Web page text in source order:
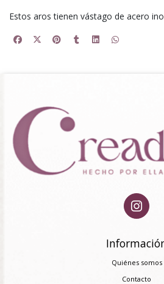
Estos aros tienen vástago de acero
Quiénes somos
Contacto